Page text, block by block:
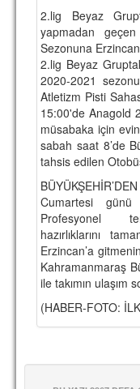
MULTİMEDYA
FOTOĞRAF
MARŞ &
KULÜP
AMBLEM
YÖNETİM
PERSONEL
TARİHÇE
TARİHİ
BASINDAN
2.lig Beyaz
yapmadan geçen
Sezonuna
2.lig Beyaz
2020-2021
Atletizm Pisti
15:00'de Anagold
müsabaka için
sabah saat 8’de
tahsis edilen
Cumartesi
Profesyonel
hazırlıklarını
Erzincan’a
Kahramanmaraş
ile takımın ulaşım
(HABER-FOTO: